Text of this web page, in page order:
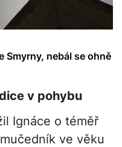
Smyrny, nebál se ohně
v pohybu
Ignáce o téměř
ve věku